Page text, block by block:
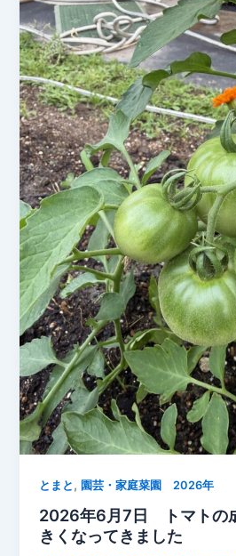
日
な
す
成
長
記
録
とまと ,園芸・家庭菜園 2026年
2026年6月7日 トマトの
きくなってきました